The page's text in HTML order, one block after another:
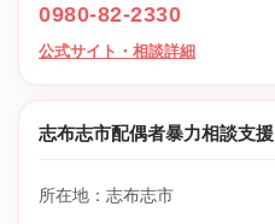
0980-82-2330
公式サイト・相談詳細
志布志市配偶者暴力相談支
所在地：志布志市